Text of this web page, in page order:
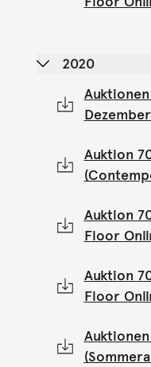
2020
Auktion
Auktion
Floor
Auktion
Floor